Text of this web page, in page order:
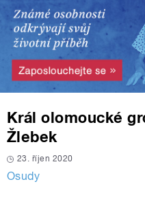
Král olomoucké
Žlebek
23. říjen 2020
Osudy